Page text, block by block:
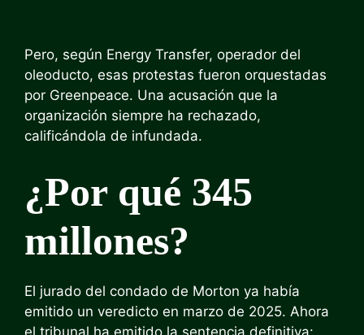
Pero, según Energy Transfer, operador del
oleoducto, esas protestas fueron orquestadas
por Greenpeace. Una acusación que la
organización siempre ha rechazado,
calificándola de infundada.
¿Por qué 345
millones?
El jurado del condado de Morton ya había
emitido un veredicto en marzo de 2025. Ahora
el tribunal ha emitido la sentencia definitiva: